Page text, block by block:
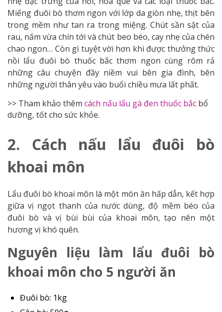
Miếng đuôi bò thơm ngon với lớp da giòn nhẹ, thịt bên
trong mềm như tan ra trong miệng. Chút sần sật của
rau, nấm vừa chín tới và chút beo béo, cay nhẹ của chén
chao ngon… Còn gì tuyệt vời hơn khi được thưởng thức
nồi lẩu đuôi bò thuốc bắc thơm ngon cùng rôm rả
những câu chuyện đầy niềm vui bên gia đình, bên
những người thân yêu vào buổi chiều mưa lất phất.
>> Tham khảo thêm cách nấu lẩu gà đen thuốc bắc bổ
dưỡng, tốt cho sức khỏe.
2. Cách nấu lẩu đuôi bò
khoai môn
Lẩu đuôi bò khoai môn là một món ăn hấp dẫn, kết hợp
giữa vị ngọt thanh của nước dùng, độ mềm béo của
đuôi bò và vị bùi bùi của khoai môn, tạo nên một
hương vị khó quên.
Nguyên liệu làm lẩu đuôi bò
khoai môn cho 5 người ăn
Đuôi bò: 1kg